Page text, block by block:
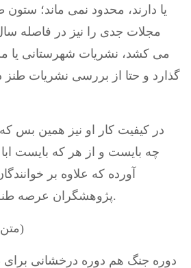
یا دارند، محدود نمی ماند؛ ستون
می کشد، نشریات شهرستانی یا
گذارد و حتا از بررسی نشریات
در کیفیت کار او نیز همین بس
چه بایست و از هر که بایست
آورده که علاوه بر
پژوهشگران عرصه طنز را نیز به کار می آید.
)
دوره جنگ هم دوره درخشانی